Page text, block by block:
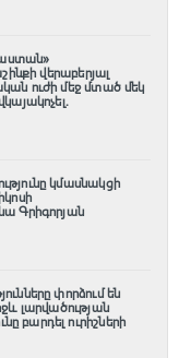
վերաբերյալ
ուժի մեջ մտած մեկ
կմասնակցի
Գրիգորյան
փորձում են
լարվածության
բարդել ուրիշների